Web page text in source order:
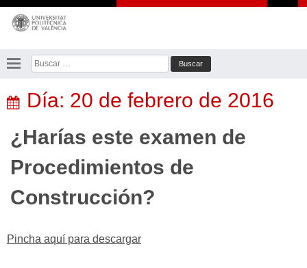
Saltar
contenido
Buscar:
Día: 20 de febrero de 2016
¿Harías este examen de
Procedimientos de
Construcción?
Pincha aquí para descargar